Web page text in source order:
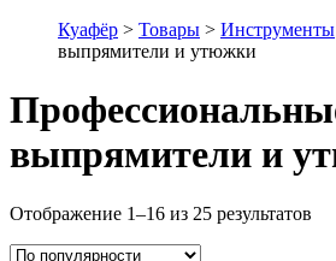
Куафёр > Товары > Инструменты
выпрямители и утюжки
выпрямители и
Отображение 1–16 из 25 результатов